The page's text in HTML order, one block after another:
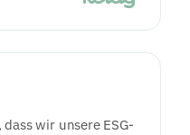
wir unsere ESG-